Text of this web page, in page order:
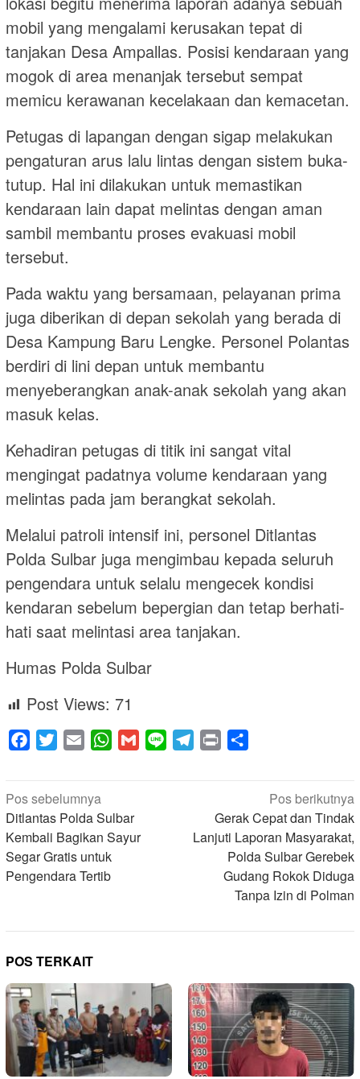
mobil yang mengalami kerusakan tepat di
tanjakan Desa Ampallas. Posisi kendaraan yang
mogok di area menanjak tersebut sempat
memicu kerawanan kecelakaan dan kemacetan.
Petugas di lapangan dengan sigap melakukan
pengaturan arus lalu lintas dengan sistem buka-
tutup. Hal ini dilakukan untuk memastikan
kendaraan lain dapat melintas dengan aman
sambil membantu proses evakuasi mobil
tersebut.
Pada waktu yang bersamaan, pelayanan prima
juga diberikan di depan sekolah yang berada di
Desa Kampung Baru Lengke. Personel Polantas
berdiri di lini depan untuk membantu
menyeberangkan anak-anak sekolah yang akan
masuk kelas.
Kehadiran petugas di titik ini sangat vital
mengingat padatnya volume kendaraan yang
melintas pada jam berangkat sekolah.
Melalui patroli intensif ini, personel Ditlantas
Polda Sulbar juga mengimbau kepada seluruh
pengendara untuk selalu mengecek kondisi
kendaran sebelum bepergian dan tetap berhati-
hati saat melintasi area tanjakan.
Humas Polda Sulbar
Post Views: 71
Facebook
Twitter Email WhatsApp
Gmail Line Telegram
Print
Navigasi
pos
Pos sebelumnya
Ditlantas Polda Sulbar
Kembali Bagikan Sayur
Segar Gratis untuk
Pengendara Tertib
Pos berikutnya
Gerak Cepat dan Tindak
Lanjuti Laporan Masyarakat,
Polda Sulbar Gerebek
Gudang Rokok Diduga
Tanpa Izin di Polman
POS TERKAIT